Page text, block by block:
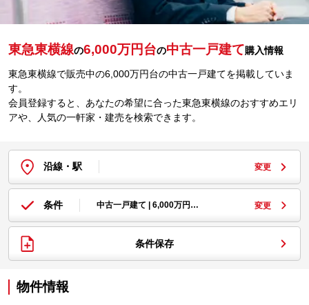
東急東横線の6,000万円台の中古一戸建て購入情報
東急東横線で販売中の6,000万円台の中古一戸建てを掲載していま
す。
会員登録すると、あなたの希望に合った東急東横線のおすすめエリ
アや、人気の一軒家・建売を検索できます。
沿線・駅 変更
条件 中古一戸建て | 6,000万円… 変更
条件保存
物件情報